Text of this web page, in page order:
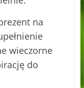
na
wieczorne
do